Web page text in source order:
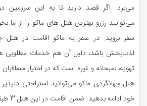
می‌برد. اگر قصد دارید تا به این سرزمین
می‌توانید رزرو بهترین هتل های ماکو را از ما
سفر بروید. در سفر به ماکو اقامت در هتل
لذت‌بخش باشد، دلیل آن هم خدمات مطلوبی
تهویه، صبحانه و غیره است که در اختیار
هتل جهانگردی ماکو می‌توانید استراحتی
خود